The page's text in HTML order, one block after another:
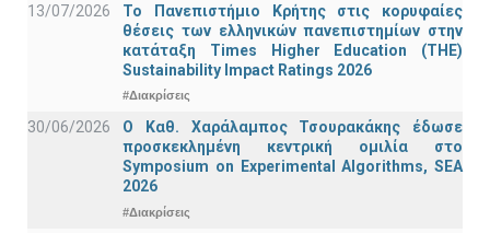
13/07/2026
Το Πανεπιστήμιο Κρήτης στις κορυφαίες
θέσεις των ελληνικών πανεπιστημίων στην
κατάταξη Times Higher Education (ΤΗΕ)
Sustainability Impact Ratings 2026
#Διακρίσεις
30/06/2026
Ο Καθ. Χαράλαμπος Τσουρακάκης έδωσε
προσκεκλημένη κεντρική ομιλία στο
Symposium on Experimental Algorithms, SEA
2026
#Διακρίσεις